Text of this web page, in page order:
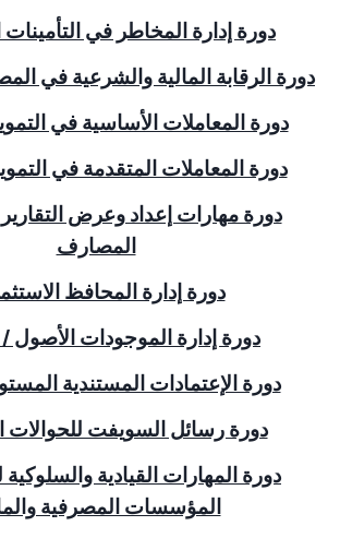
دورة إدارة المخاطر في التأمينات
دورة الرقابة المالية والشرعية في
دورة المعاملات الأساسية في
دورة المعاملات المتقدمة في
دورة مهارات إعداد وعرض التقارير
المصارف
دورة إدارة المحافظ
دورة إدارة الموجودات الأصول
دورة الإعتمادات المستندية
دورة رسائل السويفت للحوالات
دورة المهارات القيادية
المؤسسات المصرفية